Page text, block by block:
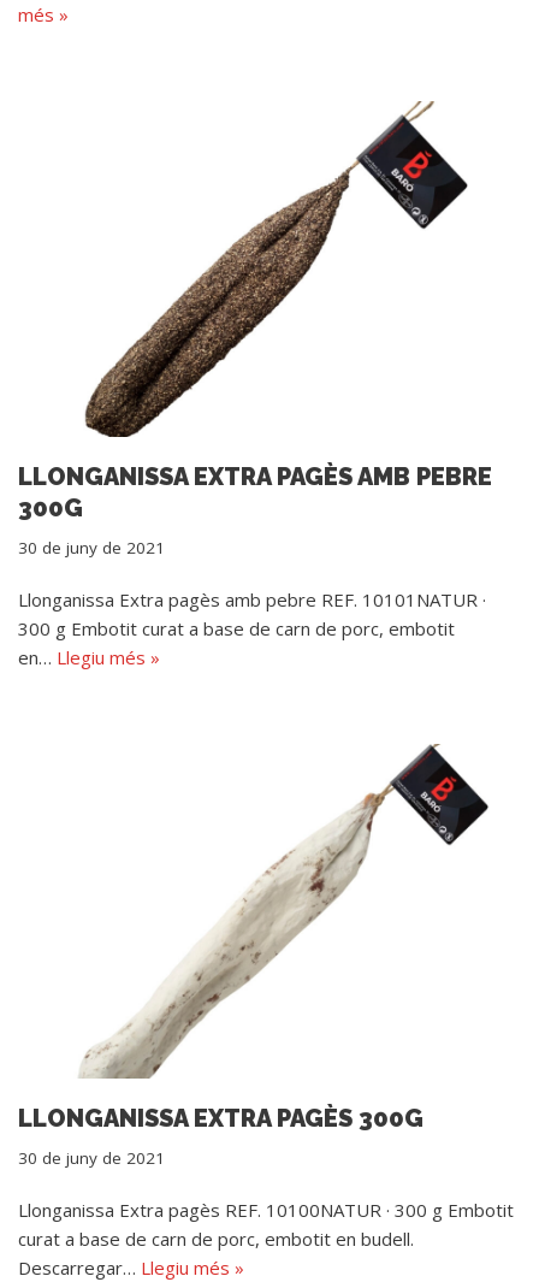
més »
LLONGANISSA EXTRA PAGÈS AMB PEBRE
300G
30 de juny de 2021
Llonganissa Extra pagès amb pebre REF. 10101NATUR ·
300 g Embotit curat a base de carn de porc, embotit
en… Llegiu més »
LLONGANISSA EXTRA PAGÈS 300G
30 de juny de 2021
Llonganissa Extra pagès REF. 10100NATUR · 300 g Embotit
curat a base de carn de porc, embotit en budell.
Descarregar… Llegiu més »